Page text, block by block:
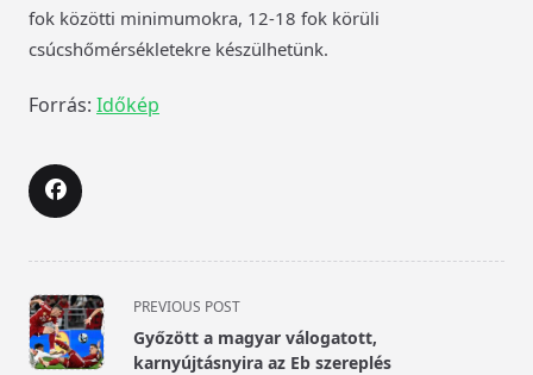
fok közötti minimumokra, 12-18 fok körüli
csúcshőmérsékletekre készülhetünk.
Forrás: Időkép
<span
class="nav-
subtitle
PREVIOUS POST
Győzött a magyar válogatott,
karnyújtásnyira az Eb szereplés